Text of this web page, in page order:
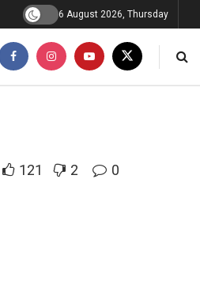
6 August 2026, Thursday
121 2 0